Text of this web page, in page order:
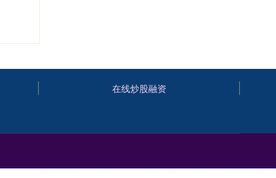
在线炒股融资